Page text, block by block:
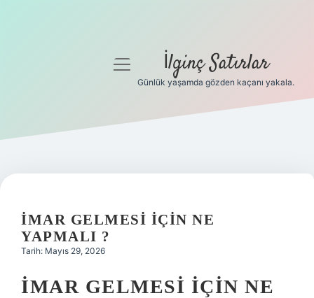
Gizlilik Politikası
Yasal Uyarı
menüyü
İlginç Satırlar
Günlük yaşamda gözden kaçanı yakala.
İMAR GELMESI IÇIN NE
YAPMALI ?
Tarih: Mayıs 29, 2026
İMAR GELMESI İÇIN NE